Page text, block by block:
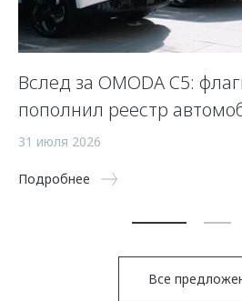
Вслед за OMODA C5:
пополнил реестр
31 июля 2026
Подробнее
Все